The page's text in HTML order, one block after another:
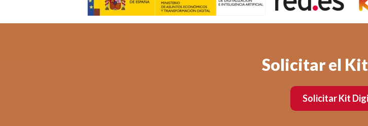
Solicitar el
Solicitar Kit